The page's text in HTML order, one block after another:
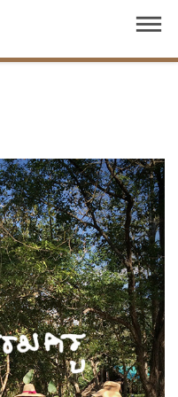
dehaze